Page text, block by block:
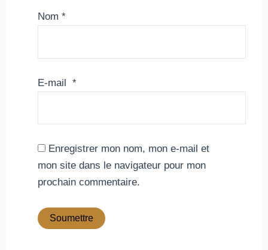
Nom *
E-mail *
Enregistrer mon nom, mon e-mail et
mon site dans le navigateur pour mon
prochain commentaire.